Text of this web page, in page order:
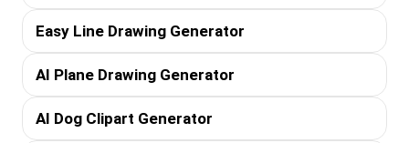
Easy Line Drawing Generator
AI Plane Drawing Generator
AI Dog Clipart Generator